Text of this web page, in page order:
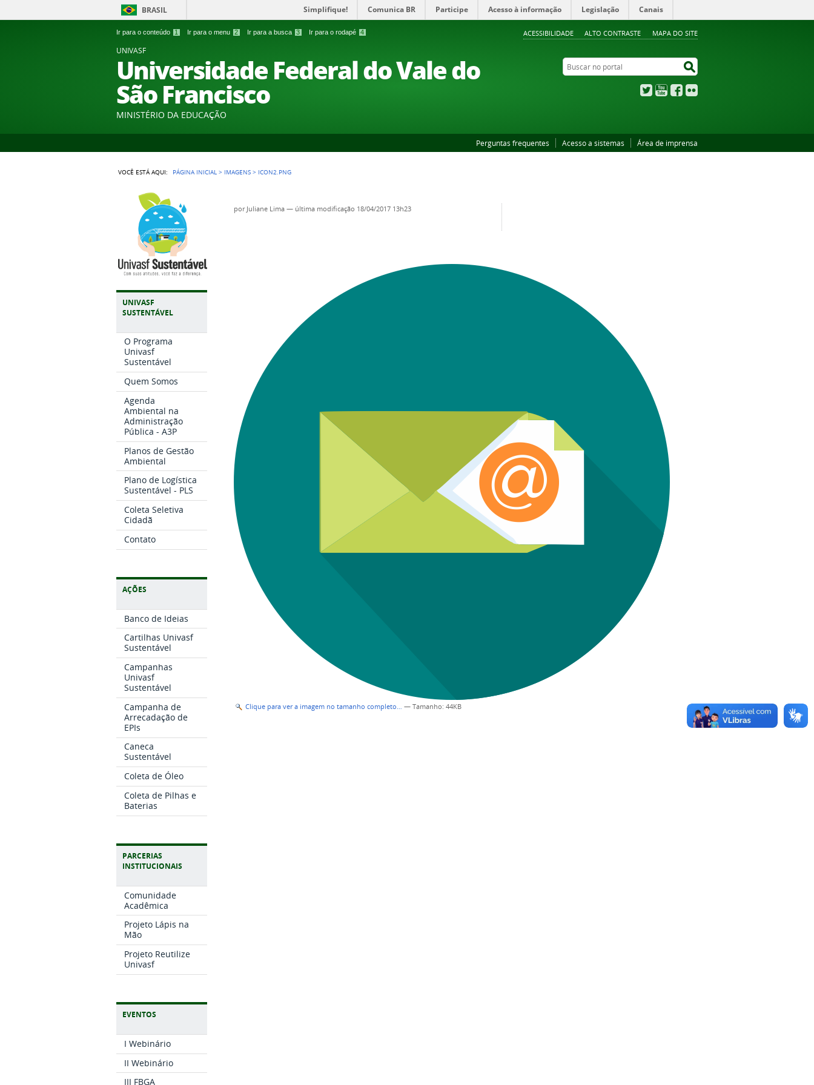
Ir para o conteúdo 1 Ir para o menu 2 Ir para a busca 3 Ir para o rodapé 4 ACESSIBILIDADE ALTO CONTRASTE MAPA DO SITE
BRASIL Simplifique! Comunica BR Participe Acesso à informação Legislação Canais
UNIVASF
Universidade Federal do Vale do
São Francisco
MINISTÉRIO DA EDUCAÇÃO
Buscar no portal
TwitterYouTubeFacebook
Perguntas frequentes Acesso a sistemas Área de imprensa
VOCÊ ESTÁ AQUI: PÁGINA INICIAL > IMAGENS > ICON2.PNG
UNIVASF
SUSTENTÁVEL
O Programa
Univasf
Sustentável
Quem Somos
Agenda
Ambiental na
Administração
Pública - A3P
Planos de Gestão
Ambiental
Plano de Logística
Sustentável - PLS
Coleta Seletiva
Cidadã
Contato
AÇÕES
Banco de Ideias
Cartilhas Univasf
Sustentável
Campanhas
Univasf
Sustentável
Campanha de
Arrecadação de
EPIs
Caneca
Sustentável
Coleta de Óleo
Coleta de Pilhas e
Baterias
PARCERIAS
INSTITUCIONAIS
Comunidade
Acadêmica
Projeto Lápis na
Mão
Projeto Reutilize
Univasf
EVENTOS
I Webinário
II Webinário
III FBGA
por Juliane Lima — última modificação 18/04/2017 13h23
Clique para ver a imagem no tamanho completo… —Tamanho: 44KB